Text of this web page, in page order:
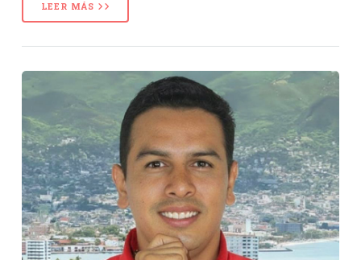
LEER MÁS